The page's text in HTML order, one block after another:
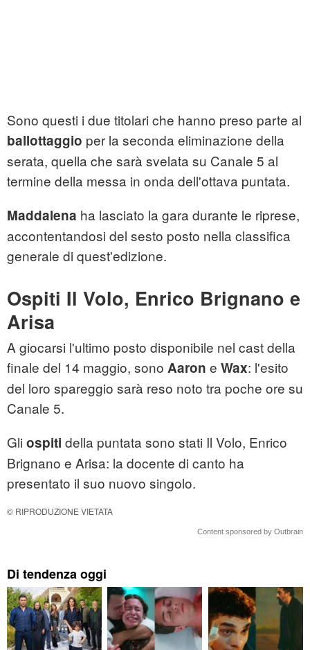
Sono questi i due titolari che hanno preso parte al
ballottaggio per la seconda eliminazione della
serata, quella che sarà svelata su Canale 5 al
termine della messa in onda dell'ottava puntata.
Maddalena ha lasciato la gara durante le riprese,
accontentandosi del sesto posto nella classifica
generale di quest'edizione.
Ospiti Il Volo, Enrico Brignano e
Arisa
A giocarsi l'ultimo posto disponibile nel cast della
finale del 14 maggio, sono Aaron e Wax: l'esito
del loro spareggio sarà reso noto tra poche ore su
Canale 5.
Gli ospiti della puntata sono stati Il Volo, Enrico
Brignano e Arisa: la docente di canto ha
presentato il suo nuovo singolo.
© RIPRODUZIONE VIETATA
Content sponsored by Outbrain
Di tendenza oggi